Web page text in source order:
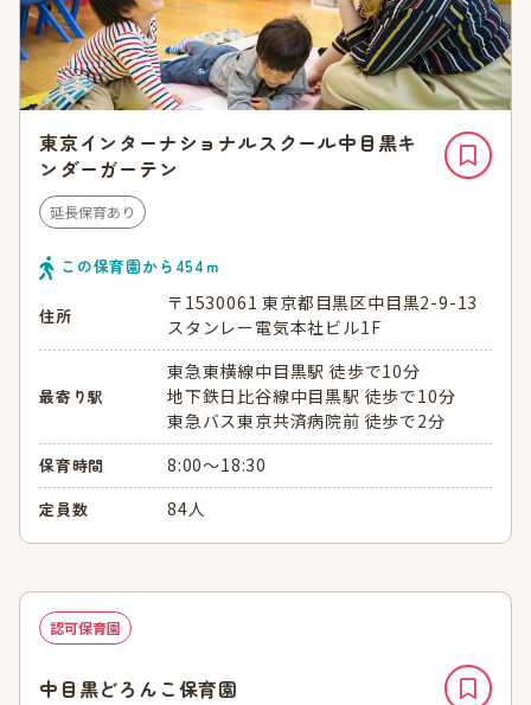
東京インターナショナルスクール中目黒キ
ンダーガーテン
延長保育あり
この保育園から 454 ｍ
住所
〒1530061 東京都目黒区中目黒2-9-13
スタンレー電気本社ビル1F
最寄り駅
東急東横線中目黒駅 徒歩で10分
地下鉄日比谷線中目黒駅 徒歩で10分
東急バス東京共済病院前 徒歩で2分
保育時間 8:00～18:30
定員数 84人
認可保育園
中目黒どろんこ保育園